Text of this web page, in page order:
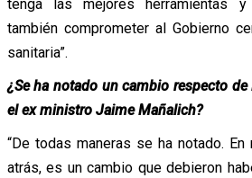
tenga las mejores herramientas
también comprometer al Gobierno
sanitaria”.
¿Se ha notado un cambio respecto
el ex ministro Jaime Mañalich?
“De todas maneras se ha notado. En
atrás, es un cambio que debieron